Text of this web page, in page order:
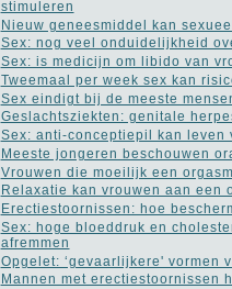
stimuleren
Nieuw geneesmiddel kan
Sex: nog veel onduidelijkheid
Sex: is medicijn om libido van
Tweemaal per week sex kan
Sex eindigt bij de meeste
Geslachtsziekten: genitale
Sex: anti-conceptiepil kan leven
Meeste jongeren beschouwen
Vrouwen die moeilijk een
Relaxatie kan vrouwen aan een
Erectiestoornissen: hoe
Sex: hoge bloeddruk en
afremmen
Opgelet: ‘gevaarlijkere' vormen
Mannen met erectiestoornissen